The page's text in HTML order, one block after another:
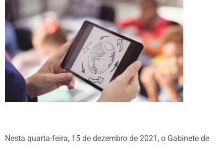
Nesta quarta-feira, 15 de dezembro de 2021, o Gabinete de